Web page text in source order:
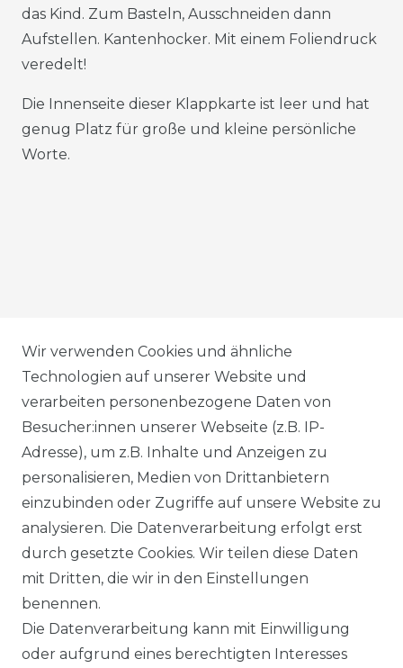
das Kind. Zum Basteln, Ausschneiden dann
Aufstellen. Kantenhocker. Mit einem Foliendruck
veredelt!
Die Innenseite dieser Klappkarte ist leer und hat
genug Platz für große und kleine persönliche
Worte.
AGB
DATENSCHUTZERKLÄRUNG
WIDERRUFSRECHT
IMPRESSUM
KONTAKT
Wir verwenden Cookies und ähnliche
Technologien auf unserer Website und
verarbeiten personenbezogene Daten von
Besucher:innen unserer Webseite (z.B. IP-
Adresse), um z.B. Inhalte und Anzeigen zu
personalisieren, Medien von Drittanbietern
einzubinden oder Zugriffe auf unsere Website zu
analysieren. Die Datenverarbeitung erfolgt erst
durch gesetzte Cookies. Wir teilen diese Daten
mit Dritten, die wir in den Einstellungen
benennen.
Die Datenverarbeitung kann mit Einwilligung
oder aufgrund eines berechtigten Interesses